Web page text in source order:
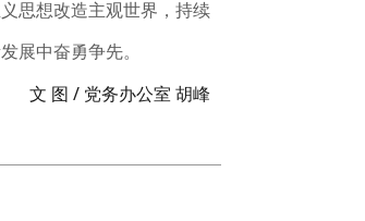
思想改造主观世界，持续
展中奋勇争先。
文 图 / 党务办公室 胡峰